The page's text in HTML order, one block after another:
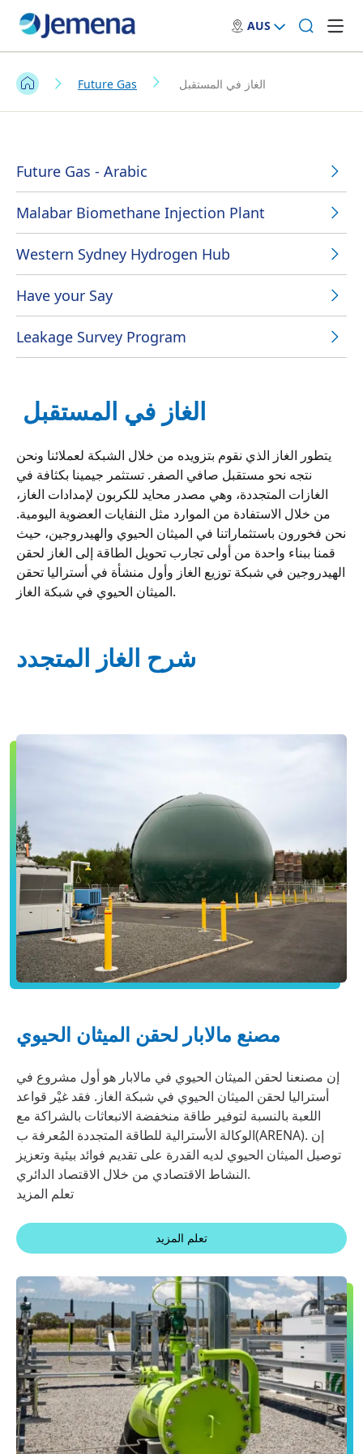
AUS
Future Gas الغاز في المستقبل
Future Gas - Arabic
Malabar Biomethane Injection Plant
Western Sydney Hydrogen Hub
Have your Say
Leakage Survey Program
الغاز في المستقبل
يتطور الغاز الذي نقوم بتزويده من خلال الشبكة لعملائنا ونحن
نتجه نحو مستقبل صافي الصفر. تستثمر جيمينا بكثافة في
الغازات المتجددة، وهي مصدر محايد للكربون لإمدادات الغاز،
من خلال الاستفادة من الموارد مثل النفايات العضوية اليومية.
نحن فخورون باستثماراتنا في الميثان الحيوي والهيدروجين، حيث
قمنا ببناء واحدة من أولى تجارب تحويل الطاقة إلى الغاز لحقن
الهيدروجين في شبكة توزيع الغاز وأول منشأة في أستراليا تحقن
الميثان الحيوي في شبكة الغاز.
شرح الغاز المتجدد
مصنع مالابار لحقن الميثان الحيوي
إن مصنعنا لحقن الميثان الحيوي في مالابار هو أول مشروع في
أستراليا لحقن الميثان الحيوي في شبكة الغاز. فقد غيْر قواعد
اللعبة بالنسبة لتوفير طاقة منخفضة الانبعاثات بالشراكة مع
الوكالة الأسترالية للطاقة المتجددة المُعرفة ب(ARENA). إن
توصيل الميثان الحيوي لديه القدرة على تقديم فوائد بيئية وتعزيز
النشاط الاقتصادي من خلال الاقتصاد الدائري.
تعلم المزيد
تعلم المزيد